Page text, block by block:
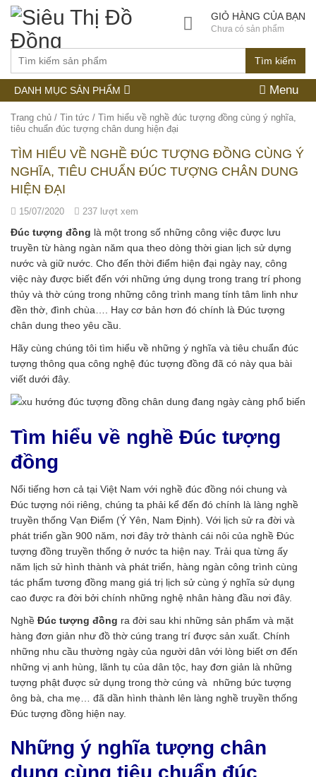
Tìm kiếm
GIỎ HÀNG CỦA BẠN
Chưa có sản phẩm
DANH MỤC SẢN PHẨM Menu
Trang chủ / Tin tức / Tìm hiểu về nghề đúc tượng đồng cùng ý nghĩa,
tiêu chuẩn đúc tượng chân dung hiện đại
TÌM HIỂU VỀ NGHỀ ĐÚC TƯỢNG ĐỒNG CÙNG Ý
NGHĨA, TIÊU CHUẨN ĐÚC TƯỢNG CHÂN DUNG
HIỆN ĐẠI
15/07/2020 237 lượt xem
Đúc tượng đồng là một trong số những công việc được lưu
truyền từ hàng ngàn năm qua theo dòng thời gian lịch sử dựng
nước và giữ nước. Cho đến thời điểm hiện đại ngày nay, công
việc này được biết đến với những ứng dụng trong trang trí phong
thủy và thờ cúng trong những công trình mang tính tâm linh như
đền thờ, đình chùa…. Hay cơ bản hơn đó chính là Đúc tượng
chân dung theo yêu cầu.
Hãy cùng chúng tôi tìm hiểu về những ý nghĩa và tiêu chuẩn đúc
tượng thông qua công nghệ đúc tượng đồng đã có này qua bài
viết dưới đây.
Tìm hiểu về nghề Đúc tượng
đồng
Nổi tiếng hơn cả tại Việt Nam với nghề đúc đồng nói chung và
Đúc tượng nói riêng, chúng ta phải kể đến đó chính là làng nghề
truyền thống Vạn Điểm (Ý Yên, Nam Định). Với lịch sử ra đời và
phát triển gần 900 năm, nơi đây trở thành cái nôi của nghề Đúc
tượng đồng truyền thống ở nước ta hiện nay. Trải qua từng ấy
năm lịch sử hình thành và phát triển, hàng ngàn công trình cùng
tác phẩm tương đồng mang giá trị lịch sử cùng ý nghĩa sử dụng
cao được ra đời bởi chính những nghệ nhân hàng đầu nơi đây.
Nghề Đúc tượng đồng ra đời sau khi những sản phẩm và mặt
hàng đơn giản như đồ thờ cúng trang trí được sản xuất. Chính
những nhu cầu thường ngày của người dân với lòng biết ơn đến
những vị anh hùng, lãnh tụ của dân tộc, hay đơn giản là những
tượng phật được sử dụng trong thờ cúng và những bức tượng
ông bà, cha mẹ… đã dần hình thành lên làng nghề truyền thống
Đúc tượng đồng hiện nay.
Những ý nghĩa tượng chân